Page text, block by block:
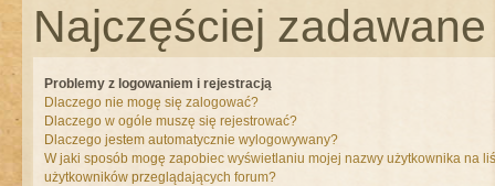
Najczęściej
Problemy z logowaniem i rejestracją
Dlaczego nie mogę się zalogować?
Dlaczego w ogóle muszę się rejestrować?
Dlaczego jestem automatycznie wylogowywany?
W jaki sposób mogę zapobiec wyświetlaniu mojej nazwy użytkownika na
użytkowników przeglądających forum?